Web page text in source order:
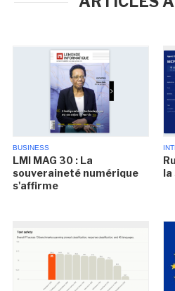
BUSINESS
LMI MAG 30 : La
souveraineté numérique
s'affirme